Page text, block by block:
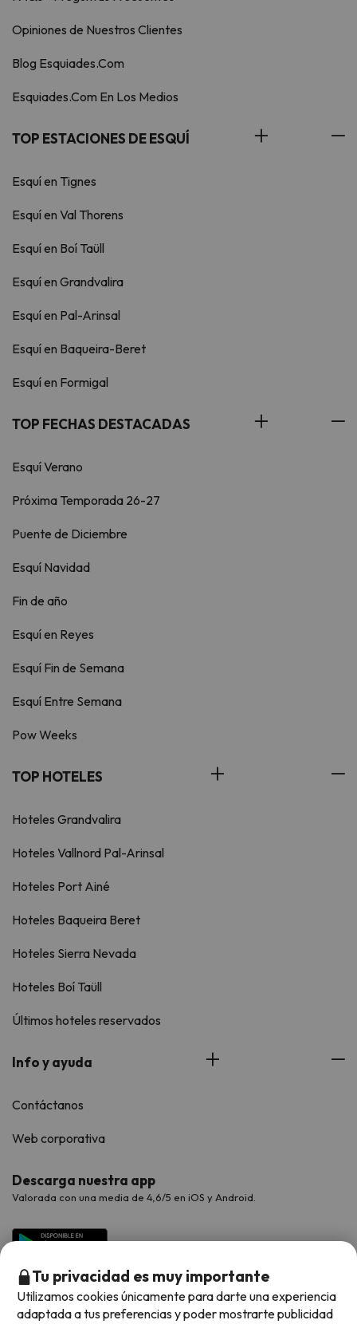
Opiniones de Nuestros Clientes
Blog Esquiades.Com
Esquiades.Com En Los Medios
TOP ESTACIONES DE ESQUÍ
Esquí en Tignes
Esquí en Val Thorens
Esquí en Boí Taüll
Esquí en Grandvalira
Esquí en Pal-Arinsal
Esquí en Baqueira-Beret
Esquí en Formigal
TOP FECHAS DESTACADAS
Esquí Verano
Próxima Temporada 26-27
Puente de Diciembre
Esquí Navidad
Fin de año
Esquí en Reyes
Esquí Fin de Semana
Esquí Entre Semana
Pow Weeks
TOP HOTELES
Hoteles Grandvalira
Hoteles Vallnord Pal-Arinsal
Hoteles Port Ainé
Hoteles Baqueira Beret
Hoteles Sierra Nevada
Hoteles Boí Taüll
Últimos hoteles reservados
Info y ayuda
Contáctanos
Web corporativa
Descarga nuestra app
Valorada con una media de 4,6/5 en iOS y Android.
Tu privacidad es muy importante
Utilizamos cookies únicamente para darte una experiencia
adaptada a tus preferencias y poder mostrarte publicidad